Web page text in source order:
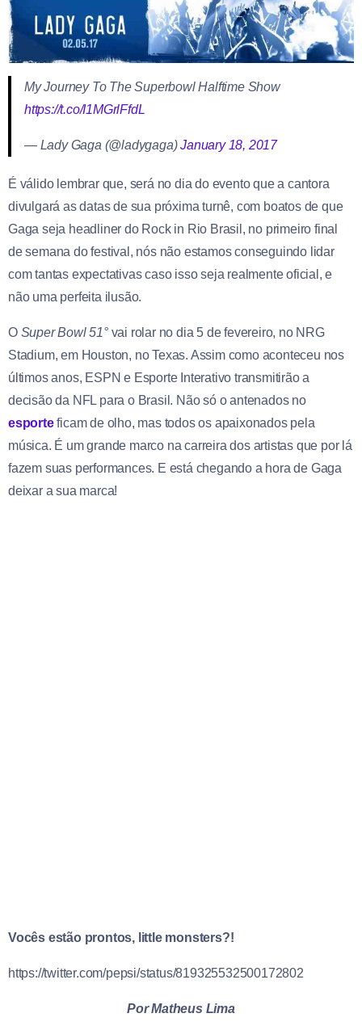
My Journey To The Superbowl Halftime Show
https://t.co/I1MGrlFfdL
— Lady Gaga (@ladygaga)January 18, 2017
É válido lembrar que, será no dia do evento que a cantora
divulgará as datas de sua próxima turnê, com boatos de que
Gaga seja headliner do Rock in Rio Brasil, no primeiro final
de semana do festival, nós não estamos conseguindo lidar
com tantas expectativas caso isso seja realmente oficial, e
não uma perfeita ilusão.
O Super Bowl 51°vai rolar no dia 5 de fevereiro, no NRG
Stadium, em Houston, no Texas. Assim como aconteceu nos
últimos anos, ESPN e Esporte Interativo transmitirão a
decisão da NFL para o Brasil. Não só o antenados no
esporteficam de olho, mas todos os apaixonados pela
música. É um grande marco na carreira dos artistas que por lá
fazem suas performances. E está chegando a hora de Gaga
deixar a sua marca!
Vocês estão prontos, little monsters?!
https://twitter.com/pepsi/status/819325532500172802
Por Matheus Lima